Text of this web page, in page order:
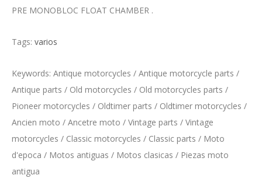
PRE MONOBLOC FLOAT CHAMBER .
Tags: varios
Keywords: Antique motorcycles / Antique motorcycle parts /
Antique parts / Old motorcycles / Old motorcycles parts /
Pioneer motorcycles / Oldtimer parts / Oldtimer motorcycles /
Ancien moto / Ancetre moto / Vintage parts / Vintage
motorcycles / Classic motorcycles / Classic parts / Moto
d'epoca / Motos antiguas / Motos clasicas / Piezas moto
antigua